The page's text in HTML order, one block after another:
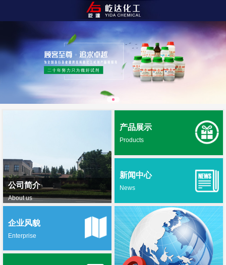
公司简介
About us
产品展示
Products
新闻中心
News
企业风貌
Enterprise